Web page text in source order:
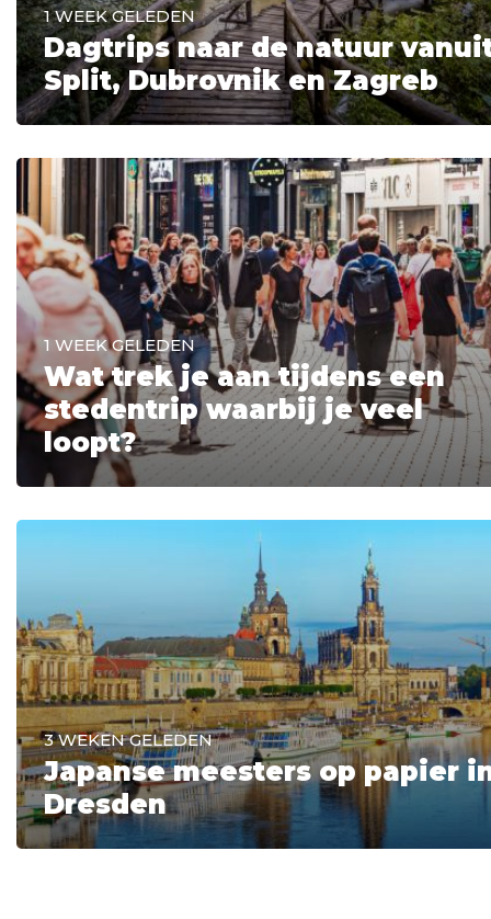
1 WEEK GELEDEN
Dagtrips naar de natuur
Split, Dubrovnik en Zagreb
1 WEEK GELEDEN
Wat trek je aan tijdens een
stedentrip waarbij je veel
loopt?
3 WEKEN GELEDEN
Japanse meesters op papier
Dresden